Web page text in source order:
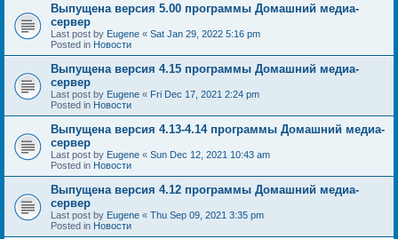
Выпущена версия 5.00 программы Домашний медиа-
сервер
Last post by Eugene « Sat Jan 29, 2022 5:16 pm
Posted in Новости
Выпущена версия 4.15 программы Домашний медиа-
сервер
Last post by Eugene « Fri Dec 17, 2021 2:24 pm
Posted in Новости
Выпущена версия 4.13-4.14 программы Домашний медиа-
сервер
Last post by Eugene « Sun Dec 12, 2021 10:43 am
Posted in Новости
Выпущена версия 4.12 программы Домашний медиа-
сервер
Last post by Eugene « Thu Sep 09, 2021 3:35 pm
Posted in Новости